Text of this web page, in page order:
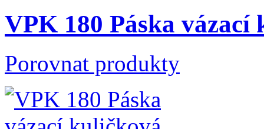
VPK 180 Páska
Porovnat produkty